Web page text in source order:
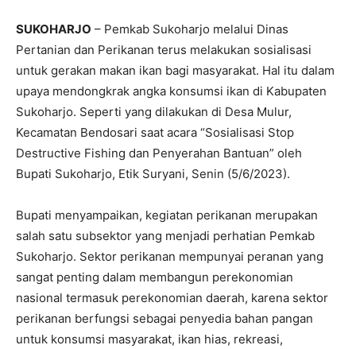
SUKOHARJO – Pemkab Sukoharjo melalui Dinas
Pertanian dan Perikanan terus melakukan sosialisasi
untuk gerakan makan ikan bagi masyarakat. Hal itu dalam
upaya mendongkrak angka konsumsi ikan di Kabupaten
Sukoharjo. Seperti yang dilakukan di Desa Mulur,
Kecamatan Bendosari saat acara “Sosialisasi Stop
Destructive Fishing dan Penyerahan Bantuan” oleh
Bupati Sukoharjo, Etik Suryani, Senin (5/6/2023).
Bupati menyampaikan, kegiatan perikanan merupakan
salah satu subsektor yang menjadi perhatian Pemkab
Sukoharjo. Sektor perikanan mempunyai peranan yang
sangat penting dalam membangun perekonomian
nasional termasuk perekonomian daerah, karena sektor
perikanan berfungsi sebagai penyedia bahan pangan
untuk konsumsi masyarakat, ikan hias, rekreasi,